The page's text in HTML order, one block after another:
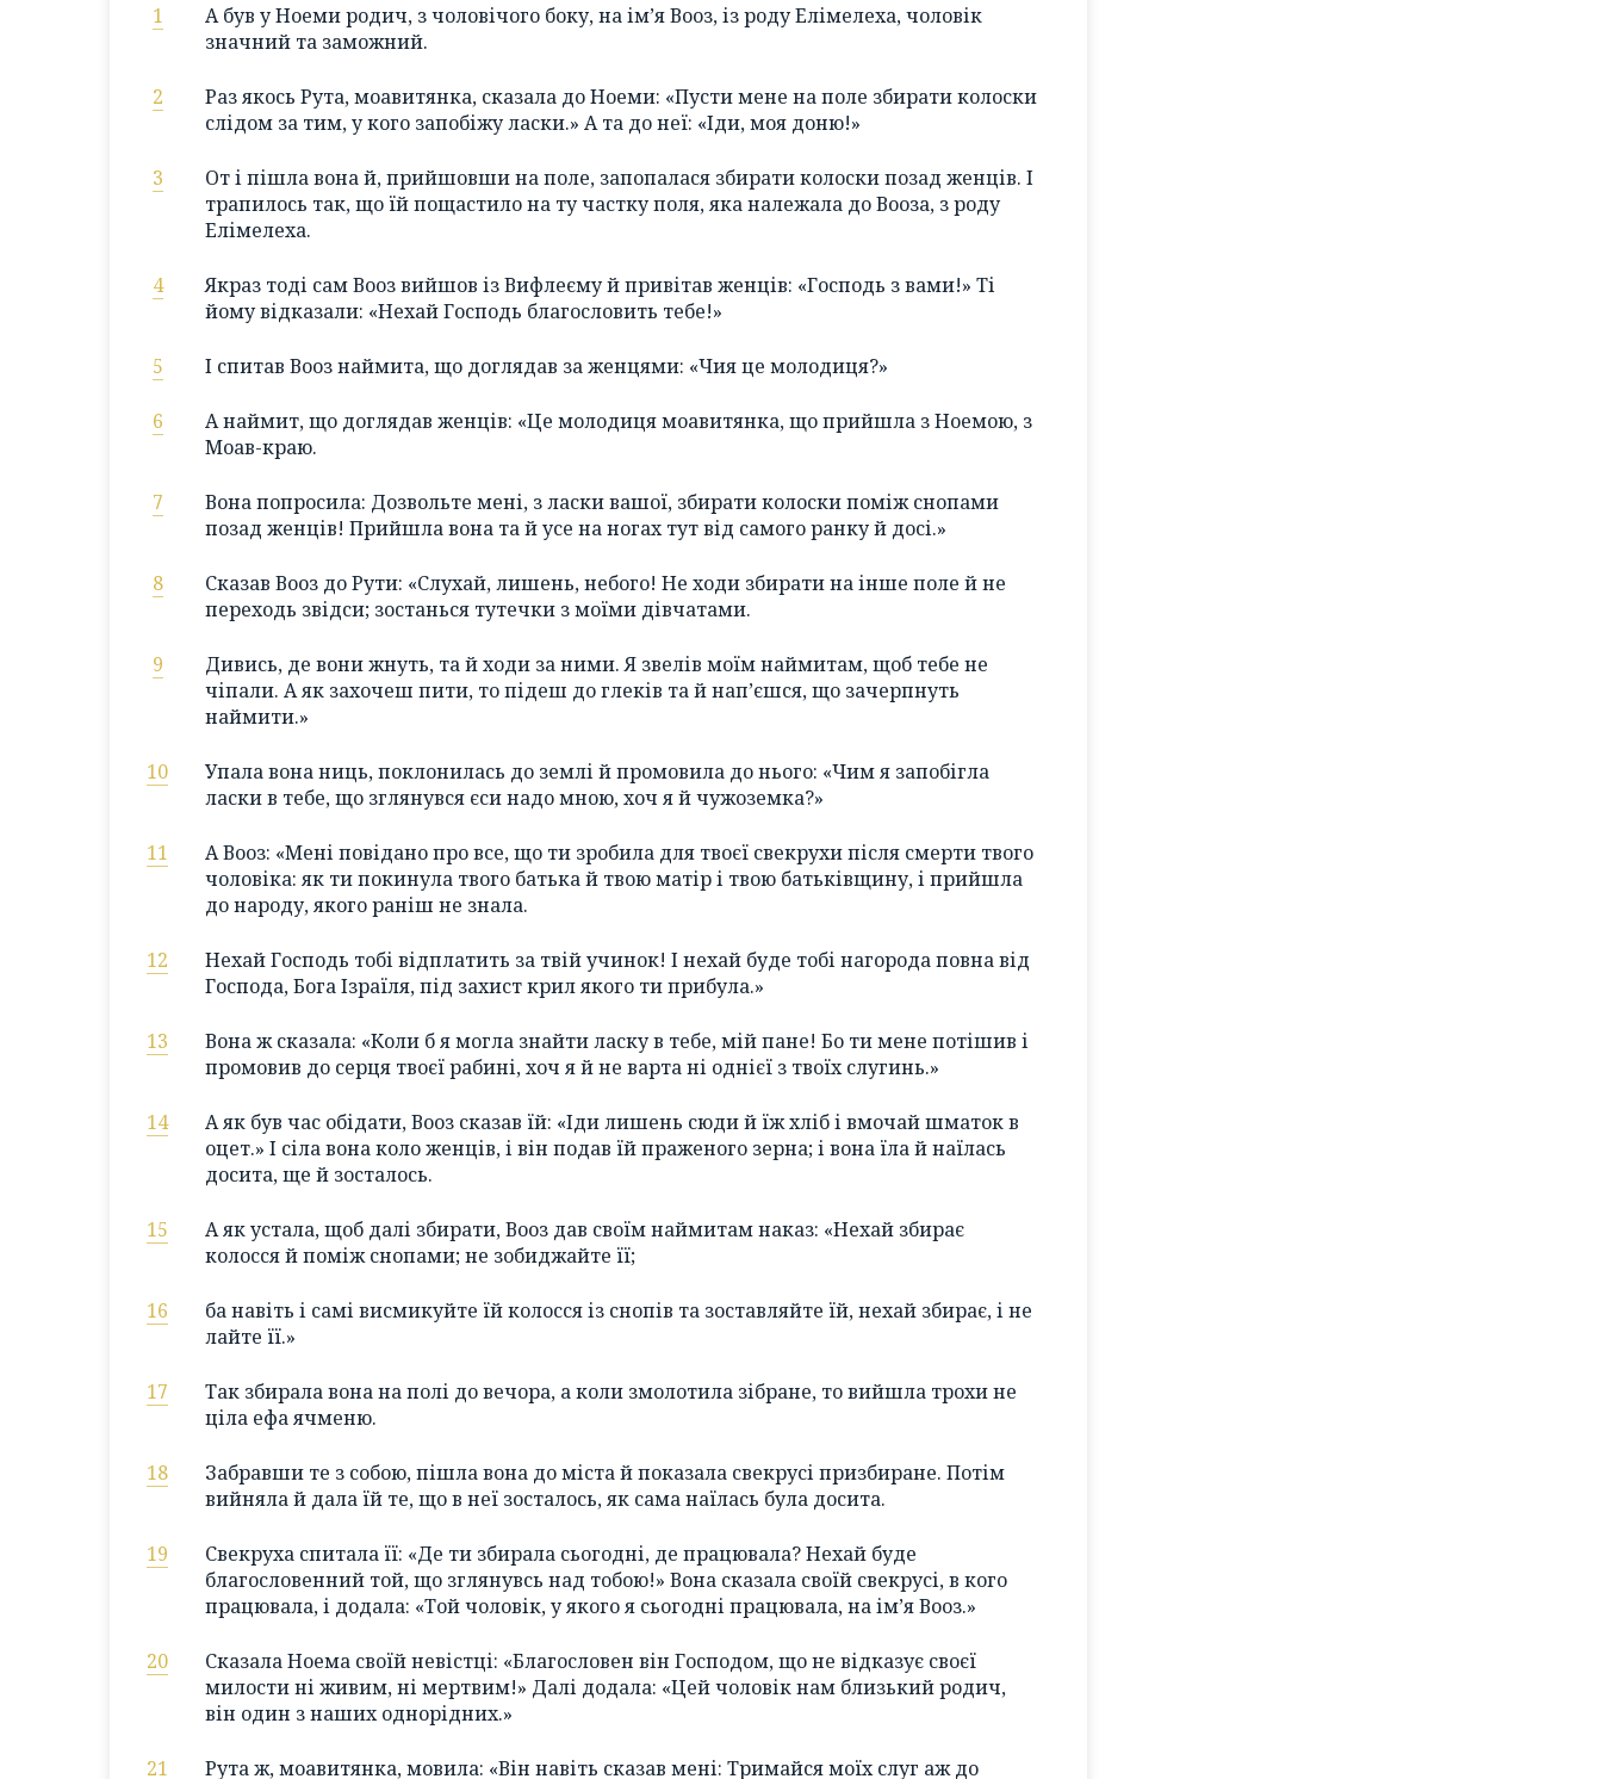
1
А був у Ноеми родич, з чоловічого боку, на ім’я Вооз, із роду Елімелеха, чоловік
значний та заможний.
2
Раз якось Рута, моавитянка, сказала до Ноеми: «Пусти мене на поле збирати колоски
слідом за тим, у кого запобіжу ласки.» А та до неї: «Іди, моя доню!»
3
От і пішла вона й, прийшовши на поле, запопалася збирати колоски позад женців. І
трапилось так, що їй пощастило на ту частку поля, яка належала до Вооза, з роду
Елімелеха.
4
Якраз тоді сам Вооз вийшов із Вифлеєму й привітав женців: «Господь з вами!» Ті
йому відказали: «Нехай Господь благословить тебе!»
5 І спитав Вооз наймита, що доглядав за женцями: «Чия це молодиця?»
6
А наймит, що доглядав женців: «Це молодиця моавитянка, що прийшла з Ноемою, з
Моав-краю.
7
Вона попросила: Дозвольте мені, з ласки вашої, збирати колоски поміж снопами
позад женців! Прийшла вона та й усе на ногах тут від самого ранку й досі.»
8
Сказав Вооз до Рути: «Слухай, лишень, небого! Не ходи збирати на інше поле й не
переходь звідси; зостанься тутечки з моїми дівчатами.
9
Дивись, де вони жнуть, та й ходи за ними. Я звелів моїм наймитам, щоб тебе не
чіпали. А як захочеш пити, то підеш до глеків та й нап’єшся, що зачерпнуть
наймити.»
10
Упала вона ниць, поклонилась до землі й промовила до нього: «Чим я запобігла
ласки в тебе, що зглянувся єси надо мною, хоч я й чужоземка?»
11
А Вооз: «Мені повідано про все, що ти зробила для твоєї свекрухи після смерти твого
чоловіка: як ти покинула твого батька й твою матір і твою батьківщину, і прийшла
до народу, якого раніш не знала.
12
Нехай Господь тобі відплатить за твій учинок! І нехай буде тобі нагорода повна від
Господа, Бога Ізраїля, під захист крил якого ти прибула.»
13
Вона ж сказала: «Коли б я могла знайти ласку в тебе, мій пане! Бо ти мене потішив і
промовив до серця твоєї рабині, хоч я й не варта ні однієї з твоїх слугинь.»
14
А як був час обідати, Вооз сказав їй: «Іди лишень сюди й їж хліб і вмочай шматок в
оцет.» І сіла вона коло женців, і він подав їй праженого зерна; і вона їла й наїлась
досита, ще й зосталось.
15
А як устала, щоб далі збирати, Вооз дав своїм наймитам наказ: «Нехай збирає
колосся й поміж снопами; не зобиджайте її;
16
ба навіть і самі висмикуйте їй колосся із снопів та зоставляйте їй, нехай збирає, і не
лайте її.»
17
Так збирала вона на полі до вечора, а коли змолотила зібране, то вийшла трохи не
ціла ефа ячменю.
18
Забравши те з собою, пішла вона до міста й показала свекрусі призбиране. Потім
вийняла й дала їй те, що в неї зосталось, як сама наїлась була досита.
19
Свекруха спитала її: «Де ти збирала сьогодні, де працювала? Нехай буде
благословенний той, що зглянувсь над тобою!» Вона сказала своїй свекрусі, в кого
працювала, і додала: «Той чоловік, у якого я сьогодні працювала, на ім’я Вооз.»
20
Сказала Ноема своїй невістці: «Благословен він Господом, що не відказує своєї
милости ні живим, ні мертвим!» Далі додала: «Цей чоловік нам близький родич,
він один з наших однорідних.»
21 Рута ж, моавитянка, мовила: «Він навіть сказав мені: Тримайся моїх слуг аж до